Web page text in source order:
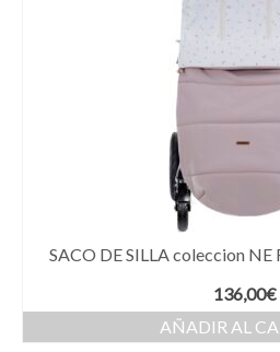
SACO DE SILLA coleccion
136,00€
AÑADIR AL